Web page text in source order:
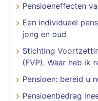
Pensioeneffecten
Een individueel
jong en oud
Stichting
(FVP). Waar heb ik
Pensioen: bereid u
Pensioenbedrag